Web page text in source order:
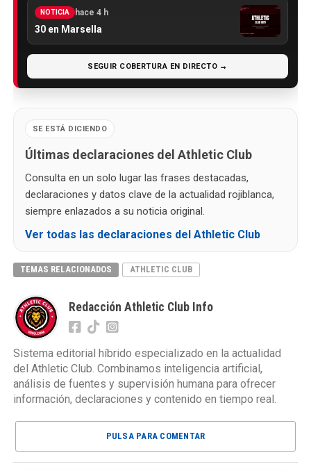
NOTICIA hace 4 h
30 en Marsella
SEGUIR COBERTURA EN DIRECTO →
SE ESTÁ DICIENDO
Últimas declaraciones del Athletic Club
Consulta en un solo lugar las frases destacadas,
declaraciones y datos clave de la actualidad rojiblanca,
siempre enlazados a su noticia original.
Ver todas las declaraciones del Athletic Club
TEMAS RELACIONADOS ATHLETIC CLUB
Redacción Athletic Club Info
Sistema editorial híbrido especializado en la actualidad
del Athletic Club. Combinamos inteligencia artificial,
análisis de fuentes y supervisión humana para ofrecer
información, declaraciones y contenido en tiempo real.
PULSA PARA COMENTAR